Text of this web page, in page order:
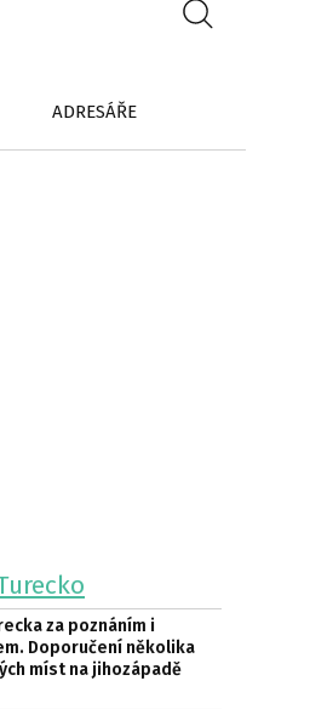
ADRESÁŘE
za poznáním i
Doporučení několika
míst na jihozápadě